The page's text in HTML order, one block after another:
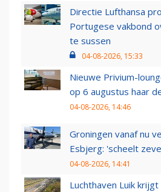
Directie Lufthansa
Portugese vakbond
te sussen
04-08-2026, 15:33
Nieuwe Privium-
op 6 augustus haar
04-08-2026, 14:46
Groningen vanaf nu
Esbjerg: 'scheelt
04-08-2026, 14:41
Luchthaven Luik